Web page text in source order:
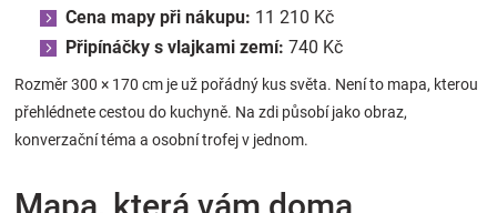
Cena mapy při nákupu: 11 210 Kč
Připínáčky s vlajkami zemí: 740 Kč
Rozměr 300 × 170 cm je už pořádný kus světa. Není to mapa, kterou
přehlédnete cestou do kuchyně. Na zdi působí jako obraz,
konverzační téma a osobní trofej v jednom.